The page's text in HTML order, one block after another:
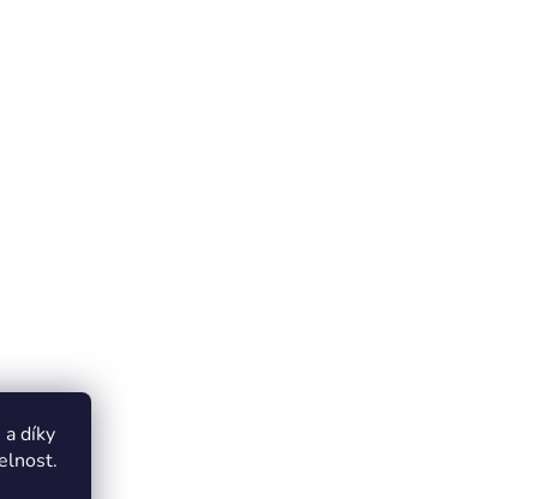
díky